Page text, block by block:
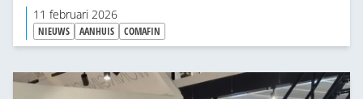
11 februari 2026
NIEUWS AANHUIS COMAFIN